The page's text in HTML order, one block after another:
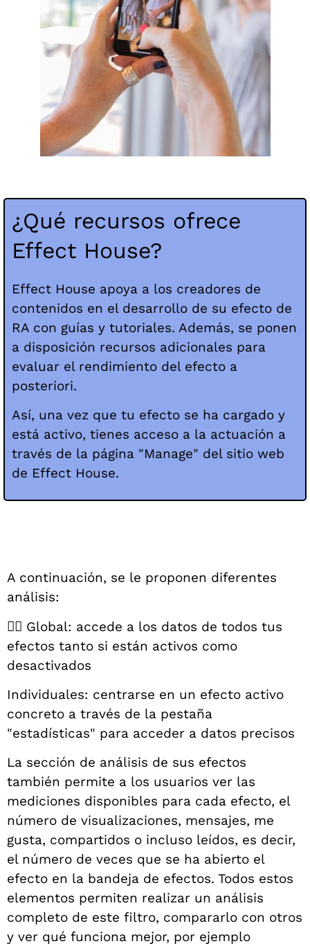
¿Qué recursos ofrece
Effect House?
Effect House apoya a los creadores de
contenidos en el desarrollo de su efecto de
RA con guías y tutoriales. Además, se ponen
a disposición recursos adicionales para
evaluar el rendimiento del efecto a
posteriori.
Así, una vez que tu efecto se ha cargado y
está activo, tienes acceso a la actuación a
través de la página "Manage" del sitio web
de Effect House.
A continuación, se le proponen diferentes
análisis:
👉🏻 Global: accede a los datos de todos tus
efectos tanto si están activos como
desactivados
Individuales: centrarse en un efecto activo
concreto a través de la pestaña
"estadísticas" para acceder a datos precisos
La sección de análisis de sus efectos
también permite a los usuarios ver las
mediciones disponibles para cada efecto, el
número de visualizaciones, mensajes, me
gusta, compartidos o incluso leídos, es decir,
el número de veces que se ha abierto el
efecto en la bandeja de efectos. Todos estos
elementos permiten realizar un análisis
completo de este filtro, compararlo con otros
y ver qué funciona mejor, por ejemplo